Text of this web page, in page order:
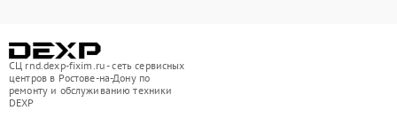
СЦ rnd.dexp-fixim.ru - сеть сервисных
центров в Ростове-на-Дону по
ремонту и обслуживанию техники
DEXP